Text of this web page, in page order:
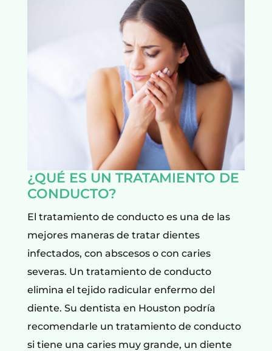
¿QUÉ ES UN TRATAMIENTO DE
CONDUCTO?
El tratamiento de conducto es una de las
mejores maneras de tratar dientes
infectados, con abscesos o con caries
severas. Un tratamiento de conducto
elimina el tejido radicular enfermo del
diente. Su dentista en Houston podría
recomendarle un tratamiento de conducto
si tiene una caries muy grande, un diente